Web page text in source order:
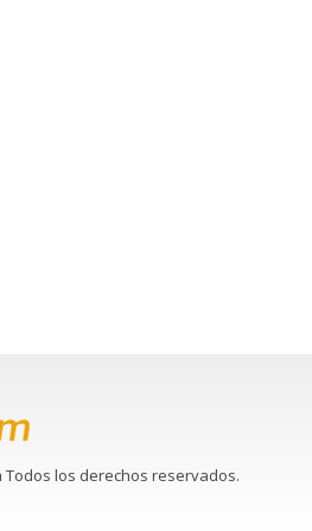
Todos los derechos reservados.